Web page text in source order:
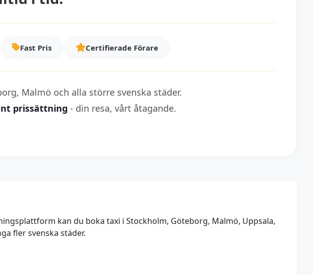
Fast Pris Certifierade Förare
Malmö och alla större svenska städer.
prissättning - din resa, vårt åtagande.
kan du boka taxi i Stockholm, Göteborg, Malmö, Uppsala,
fler svenska städer.